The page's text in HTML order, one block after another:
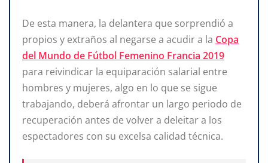
De esta manera, la delantera que sorprendió a
propios y extraños al negarse a acudir a la Copa
del Mundo de Fútbol Femenino Francia 2019
para reivindicar la equiparación salarial entre
hombres y mujeres, algo en lo que se sigue
trabajando, deberá afrontar un largo periodo de
recuperación antes de volver a deleitar a los
espectadores con su excelsa calidad técnica.